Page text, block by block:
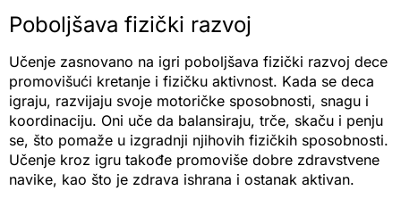
Poboljšava fizički razvoj
Učenje zasnovano na igri poboljšava fizički razvoj dece
promovišući kretanje i fizičku aktivnost. Kada se deca
igraju, razvijaju svoje motoričke sposobnosti, snagu i
koordinaciju. Oni uče da balansiraju, trče, skaču i penju
se, što pomaže u izgradnji njihovih fizičkih sposobnosti.
Učenje kroz igru takođe promoviše dobre zdravstvene
navike, kao što je zdrava ishrana i ostanak aktivan.